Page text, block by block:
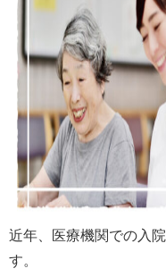
近年、医療機関での入
す。